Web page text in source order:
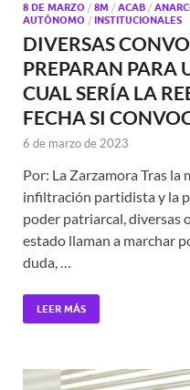
8 DE MARZO / 8M / ACAB /
AUTÓNOMO / INSTITUCIONALES
DIVERSAS
PREPARAN PARA
CUAL SERÍA LA
FECHA SI
6 de marzo de 2023
Por: La Zarzamora Tras la
infiltración partidista y la
poder patriarcal, diversas
estado llaman a marchar
duda, …
LEER MÁS